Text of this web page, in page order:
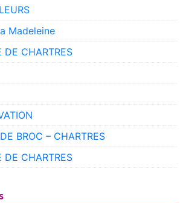
Madeleine
DE CHARTRES
BROC – CHARTRES
DE CHARTRES